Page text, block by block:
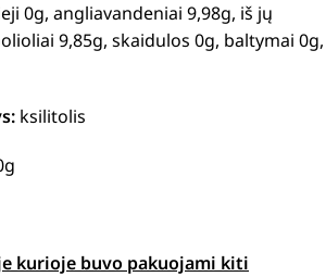
0g, angliavandeniai 9,98g, iš jų
9,85g, skaidulos 0g, baltymai 0g,
ksilitolis
kurioje buvo pakuojami kiti